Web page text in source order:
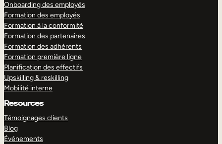
Onboarding des employés
Formation des employés
Formation à la conformité
Formation des partenaires
Formation des adhérents
Formation première ligne
Planification des effectifs
Upskilling & reskilling
Mobilité interne
Resources
Témoignages clients
Blog
Événements